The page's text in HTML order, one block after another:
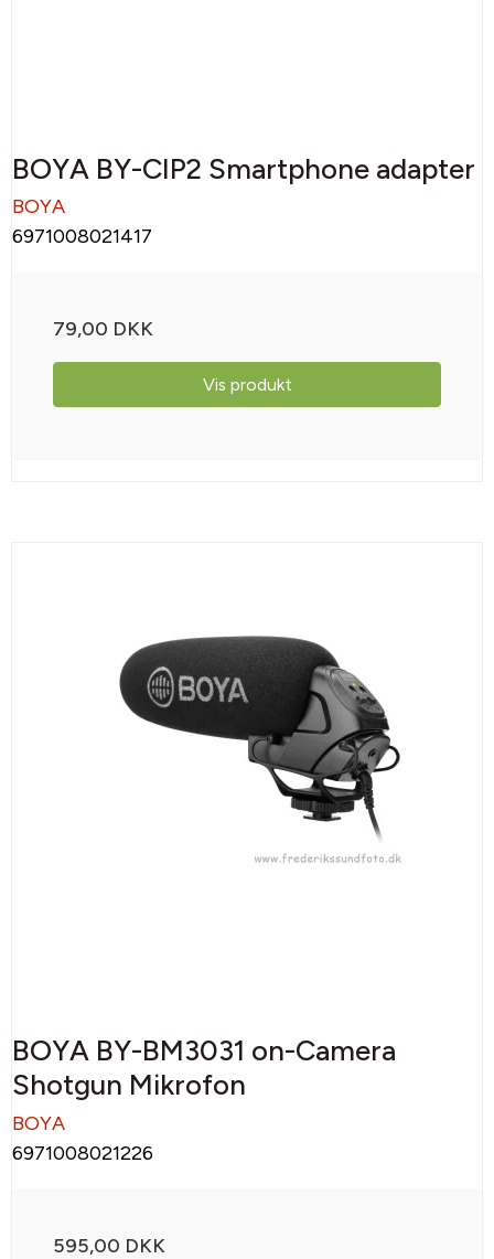
BOYA BY-CIP2 Smartphone adapter
BOYA
6971008021417
79,00 DKK
Vis produkt
BOYA BY-BM3031 on-Camera
Shotgun Mikrofon
BOYA
6971008021226
595,00 DKK